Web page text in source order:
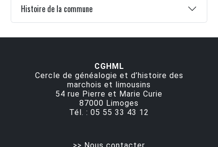
Histoire de la commune
CGHML
Cercle de généalogie et d’histoire des
marchois et limousins
54 rue Pierre et Marie Curie
87000 Limoges
Tél. : 05 55 33 43 12